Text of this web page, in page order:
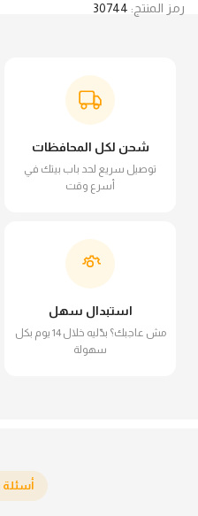
رمز المنتج: 30744
شحن لكل المحافظات
توصيل سريع لحد باب بيتك في
أسرع وقت
استبدال سهل
مش عاجبك؟ بدّليه خلال 14 يوم بكل
سهولة